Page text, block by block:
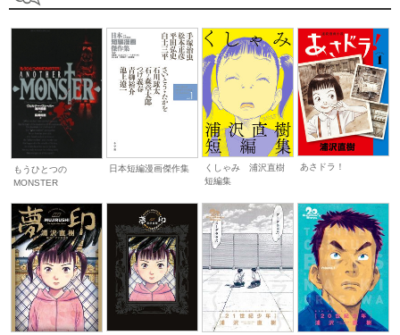
もうひとつの
MONSTER
日本短編漫画傑作集
くしゃみ 浦沢直樹
短編集
あさドラ！